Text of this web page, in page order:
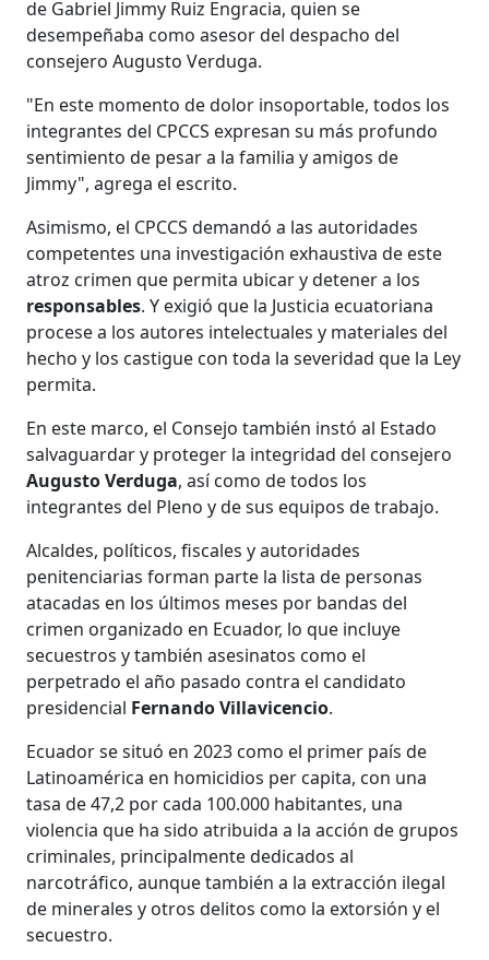
de Gabriel Jimmy Ruiz Engracia, quien se
desempeñaba como asesor del despacho del
consejero Augusto Verduga.
"En este momento de dolor insoportable, todos los
integrantes del CPCCS expresan su más profundo
sentimiento de pesar a la familia y amigos de
Jimmy", agrega el escrito.
Asimismo, el CPCCS demandó a las autoridades
competentes una investigación exhaustiva de este
atroz crimen que permita ubicar y detener a los
responsables. Y exigió que la Justicia ecuatoriana
procese a los autores intelectuales y materiales del
hecho y los castigue con toda la severidad que la Ley
permita.
En este marco, el Consejo también instó al Estado
salvaguardar y proteger la integridad del consejero
Augusto Verduga, así como de todos los
integrantes del Pleno y de sus equipos de trabajo.
Alcaldes, políticos, fiscales y autoridades
penitenciarias forman parte la lista de personas
atacadas en los últimos meses por bandas del
crimen organizado en Ecuador, lo que incluye
secuestros y también asesinatos como el
perpetrado el año pasado contra el candidato
presidencial Fernando Villavicencio.
Ecuador se situó en 2023 como el primer país de
Latinoamérica en homicidios per capita, con una
tasa de 47,2 por cada 100.000 habitantes, una
violencia que ha sido atribuida a la acción de grupos
criminales, principalmente dedicados al
narcotráfico, aunque también a la extracción ilegal
de minerales y otros delitos como la extorsión y el
secuestro.